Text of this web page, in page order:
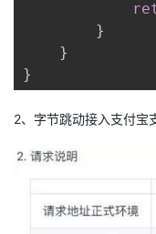
}
}
}
2、字节跳动接入支付宝